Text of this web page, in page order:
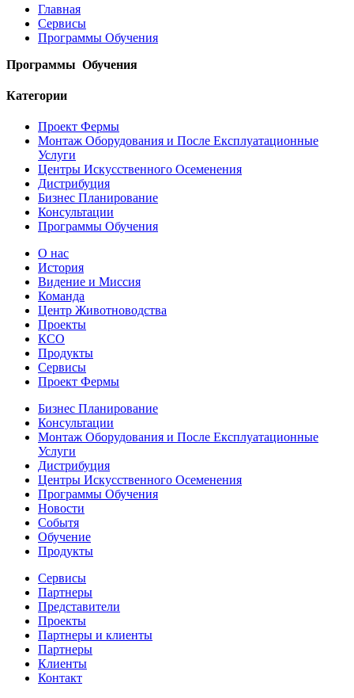
Главная
Сервисы
Программы Обучения
Программы Обучения
Категории
Проект Фермы
Монтаж Оборудования и После Експлуатационные
Услуги
Центры Искусственного Осеменения
Дистрибуция
Бизнес Планирование
Консультации
Программы Обучения
О нас
История
Видение и Миссия
Команда
Центр Животноводства
Проекты
КCО
Продукты
Сервисы
Проект Фермы
Бизнес Планирование
Консультации
Монтаж Оборудования и После Експлуатационные
Услуги
Дистрибуция
Центры Искусственного Осеменения
Программы Обучения
Новости
Событя
Обучение
Продукты
Сервисы
Партнеры
Представители
Проекты
Партнеры и клиенты
Партнеры
Клиенты
Контакт